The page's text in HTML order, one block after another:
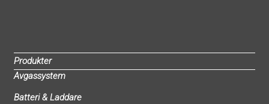
Produkter
Avgassystem
Batteri & Laddare